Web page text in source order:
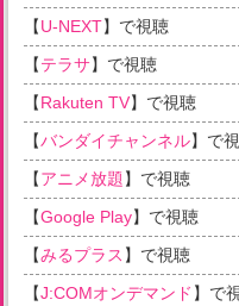
【U-NEXT】で視聴
【テラサ】で視聴
【Rakuten TV】で視聴
【バンダイチャンネル】で
【アニメ放題】で視聴
【Google Play】で視聴
【みるプラス 】で視聴
【J:COMオンデマンド 】で